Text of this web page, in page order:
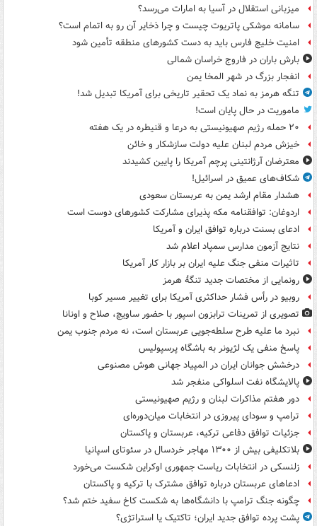
میزبانی استقلال در آسیا به امارات می‌رسد؟
سامانه موشکی پاتریوت چیست و چرا ذخایر آن رو به اتمام است؟
امنیت خلیج فارس باید به دست کشورهای منطقه تأمین شود
بارش باران در فاروج خراسان شمالی
انفجار بزرگ در شهر المخا یمن
تنگه هرمز به نماد یک تحقیر تاریخی برای آمریکا تبدیل شد!
ماموریت در حال پایان است!
۲۰ حمله رژیم صهیونیستی به درعا و قنیطره در یک هفته
خیزش مردم لبنان علیه دولت سازشکار و خائن
معترضان آرژانتینی پرچم آمریکا را پایین کشیدند
شکاف‌های عمیق در اسرائیل!
هشدار مقام ارشد یمن به عربستان سعودی
اردوغان: توافقنامه مکه پذیرای مشارکت کشورهای دوست است
ادعای بسنت درباره توافق ایران و آمریکا
نتایج آزمون مدارس سمپاد اعلام شد
تاثیرات منفی جنگ علیه ایران بر بازار کار آمریکا
رونمایی از مختصات جدید تنگۀ هرمز
روبیو در رأس فشار حداکثری آمریکا برای تغییر مسیر کوبا
تصویری از تمرینات ترابزون اسپور با حضور ساویچ، صلاح و اونانا
نبرد ما علیه طرح سلطه‌جویی عربستان است، نه مردم جنوب یمن
پاسخ منفی یک لژیونر به باشگاه پرسپولیس
درخشش جوانان ایران در المپیاد جهانی هوش مصنوعی
پالایشگاه نفت اسلواکی منفجر شد
دور هفتم مذاکرات لبنان و رژیم صهیونیستی
ترامپ و سودای پیروزی در انتخابات میان‌دوره‌ای
جزئیات توافق دفاعی ترکیه، عربستان و پاکستان
بلاتکلیفی بیش از ۱۳۰۰ مهاجر خردسال در سئوتای اسپانیا
زلنسکی در انتخابات ریاست جمهوری اوکراین شکست می‌خورد
ادعاهای عربستان درباره توافق مشترک با ترکیه و پاکستان
چگونه جنگ ترامپ با دانشگاه‌ها به شکست کاخ سفید ختم شد؟
پشت پرده توافق جدید ایران؛ تاکتیک یا استراتژی؟